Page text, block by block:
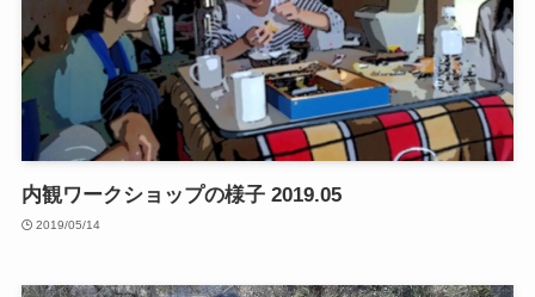
内観ワークショップの様子 2019.05
2019/05/14